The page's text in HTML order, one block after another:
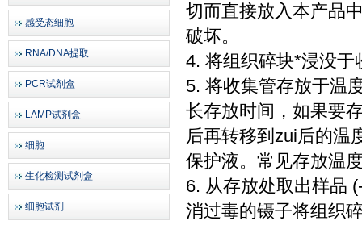
感受态细胞
RNA/DNA提取
PCR试剂盒
LAMP试剂盒
细胞
生化检测试剂盒
细胞试剂
切而直接放入本产品
破坏。
4. 将组织碎块*浸没于
5. 将收集管存放于温
长存放时间，如果要
后再转移到zui后的
保护液。常见存放温
6. 从存放处取出样品
消过毒的镊子将组织